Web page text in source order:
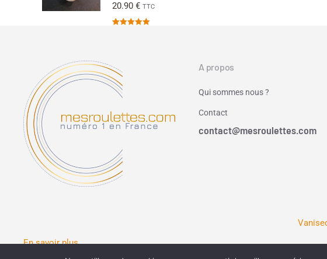
20.90 € TTC
A propos
Qui sommes nous ?
Contact
contact@mesroulettes.com
En savoir plus